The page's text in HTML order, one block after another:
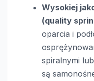
Wysokiej
(quality
oparcia i
spiralnymi
są